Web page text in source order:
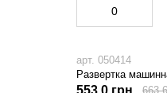
арт. 050414
Развертка
553.0 грн